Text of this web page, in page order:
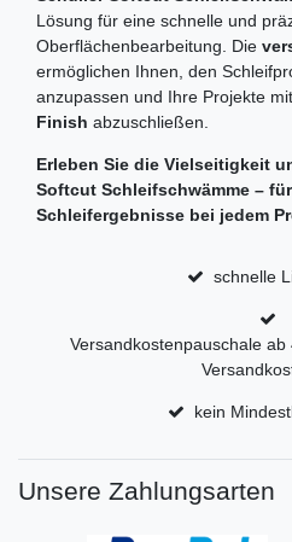
Lösung für eine schnelle und
Oberflächenbearbeitung. Die
ermöglichen Ihnen, den
anzupassen und Ihre Projekte
Finish abzuschließen.
Erleben Sie die Vielseitigkeit
Softcut Schleifschwämme –
Schleifergebnisse bei jedem
schnelle
Versandkostenpauschale
kein
Unsere Zahlungsarten